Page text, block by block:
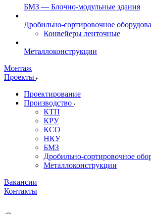
БМЗ — Блочно-модульные здания
Дробильно-сортировочное
Конвейеры ленточные
Металлоконструкции
Монтаж
Проекты
Проектирование
Производство
КТП
КРУ
КСО
НКУ
БМЗ
Дробильно-сортировочное
Металлоконструкции
Вакансии
Контакты